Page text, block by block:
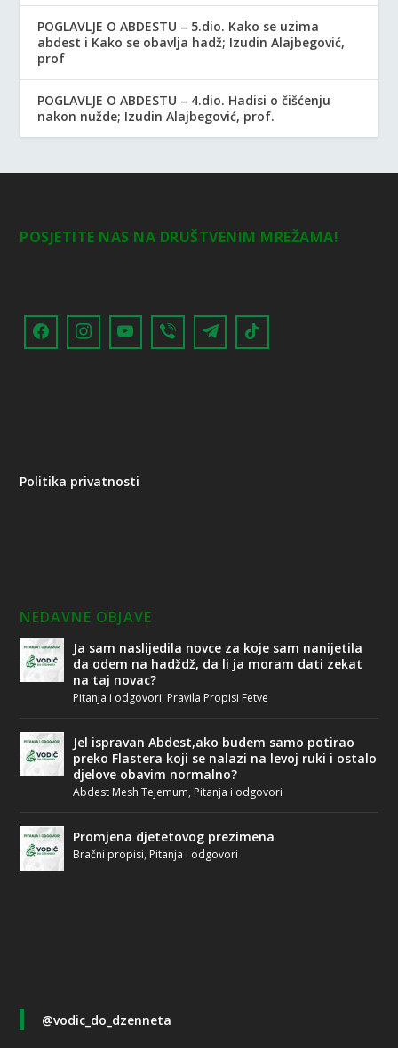
POGLAVLJE O ABDESTU – 5.dio. Kako se uzima
abdest i Kako se obavlja hadž; Izudin Alajbegović,
prof
POGLAVLJE O ABDESTU – 4.dio. Hadisi o čišćenju
nakon nužde; Izudin Alajbegović, prof.
POSJETITE NAS NA DRUŠTVENIM MREŽAMA!
Politika privatnosti
NEDAVNE OBJAVE
Ja sam naslijedila novce za koje sam nanijetila
da odem na hadždž, da li ja moram dati zekat
na taj novac?
Pitanja i odgovori, Pravila Propisi Fetve
Jel ispravan Abdest,ako budem samo potirao
preko Flastera koji se nalazi na levoj ruki i ostalo
djelove obavim normalno?
Abdest Mesh Tejemum, Pitanja i odgovori
Promjena djetetovog prezimena
Bračni propisi, Pitanja i odgovori
@vodic_do_dzenneta